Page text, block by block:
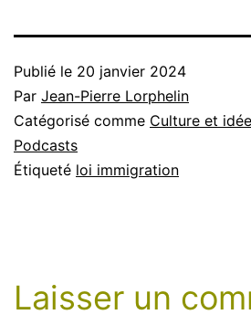
Publié le 20 janvier 2024
Par Jean-Pierre Lorphelin
Catégorisé comme Culture et
Podcasts
Étiqueté loi immigration
Laisser un